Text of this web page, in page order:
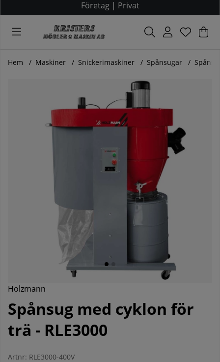
Företag| Privat
.
Hem Maskiner Snickerimaskiner Spånsugar
Produktbilder Spånsug med cyklon för trä - RLE3000
Holzmann
Spånsug med cyklon för
trä - RLE3000
Artnr: RLE3000-400V